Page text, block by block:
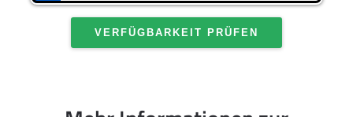
VERFÜGBARKEIT PRÜFEN